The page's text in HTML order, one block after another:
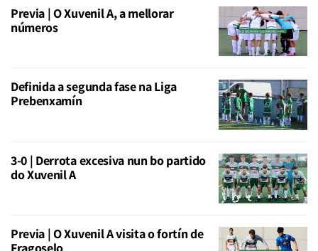
Previa | O Xuvenil A, a mellorar
números
Definida a segunda fase na Liga
Prebenxamín
3-0 | Derrota excesiva nun bo partido
do Xuvenil A
Previa | O Xuvenil A visita o fortín de